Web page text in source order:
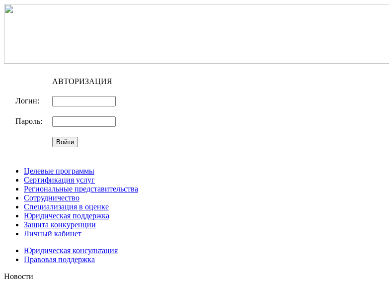
АВТОРИЗАЦИЯ
Логин:
Пароль:
Целевые программы
Сертификация услуг
Региональные представительства
Сотрудничество
Специализация в оценке
Юридическая поддержка
Защита конкуренции
Личный кабинет
Юридическая консультация
Правовая поддержка
Новости